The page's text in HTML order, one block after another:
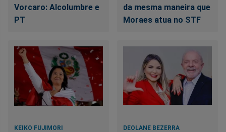
Vorcaro: Alcolumbre e
PT
da mesma maneira que
Moraes atua no STF
KEIKO FUJIMORI DEOLANE BEZERRA